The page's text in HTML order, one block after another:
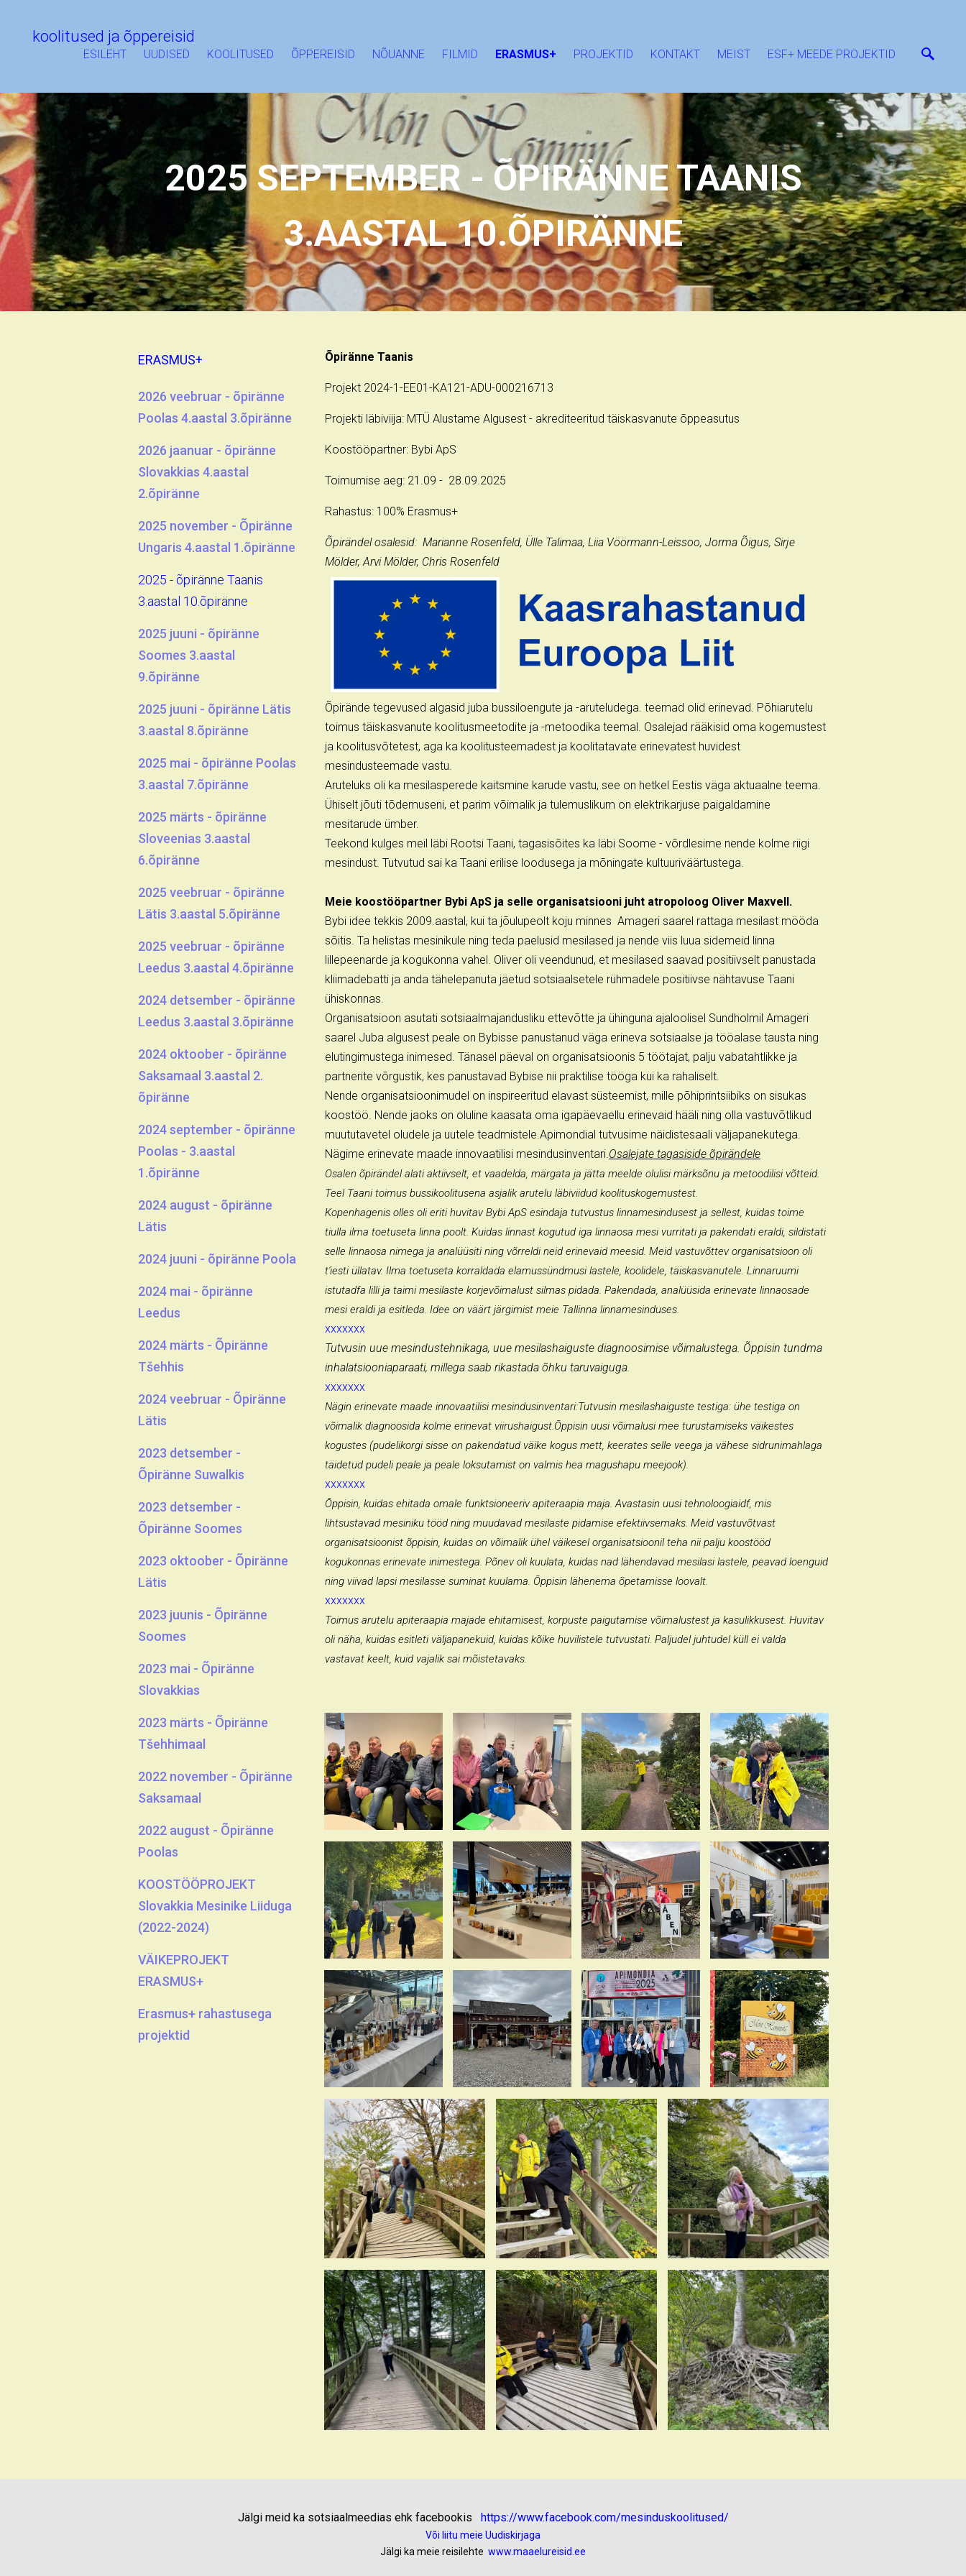
koolitused ja õppereisid
ESILEHT UUDISED KOOLITUSED ÕPPEREISID NÕUANNE FILMID ERASMUS+ PROJEKTID KONTAKT MEIST ESF+ MEEDE PROJEKTID
2025 SEPTEMBER - ÕPIRÄNNE TAANIS
3.AASTAL 10.ÕPIRÄNNE
ERASMUS+
2026 veebruar - õpiränne
Poolas 4.aastal 3.õpiränne
2026 jaanuar - õpiränne
Slovakkias 4.aastal
2.õpiränne
2025 november - Õpiränne
Ungaris 4.aastal 1.õpiränne
2025 - õpiränne Taanis
3.aastal 10.õpiränne
2025 juuni - õpiränne
Soomes 3.aastal
9.õpiränne
2025 juuni - õpiränne Lätis
3.aastal 8.õpiränne
2025 mai - õpiränne Poolas
3.aastal 7.õpiränne
2025 märts - õpiränne
Sloveenias 3.aastal
6.õpiränne
2025 veebruar - õpiränne
Lätis 3.aastal 5.õpiränne
2025 veebruar - õpiränne
Leedus 3.aastal 4.õpiränne
2024 detsember - õpiränne
Leedus 3.aastal 3.õpiränne
2024 oktoober - õpiränne
Saksamaal 3.aastal 2.
õpiränne
2024 september - õpiränne
Poolas - 3.aastal
1.õpiränne
2024 august - õpiränne
Lätis
2024 juuni - õpiränne Poola
2024 mai - õpiränne
Leedus
2024 märts - Õpiränne
Tšehhis
2024 veebruar - Õpiränne
Lätis
2023 detsember -
Õpiränne Suwalkis
2023 detsember -
Õpiränne Soomes
2023 oktoober - Õpiränne
Lätis
2023 juunis - Õpiränne
Soomes
2023 mai - Õpiränne
Slovakkias
2023 märts - Õpiränne
Tšehhimaal
2022 november - Õpiränne
Saksamaal
2022 august - Õpiränne
Poolas
KOOSTÖÖPROJEKT
Slovakkia Mesinike Liiduga
(2022-2024)
VÄIKEPROJEKT
ERASMUS+
Erasmus+ rahastusega
projektid
Õpiränne Taanis
Projekt 2024-1-EE01-KA121-ADU-000216713
Projekti läbiviija: MTÜ Alustame Algusest - akrediteeritud täiskasvanute õppeasutus
Koostööpartner: Bybi ApS
Toimumise aeg: 21.09 - 28.09.2025
Rahastus: 100% Erasmus+
Õpirändel osalesid: Marianne Rosenfeld, Ülle Talimaa, Liia Vöörmann-Leissoo, Jorma Õigus, Sirje
Mölder, Arvi Mölder, Chris Rosenfeld
Õpirände tegevused algasid juba bussiloengute ja -aruteludega. teemad olid erinevad. Põhiarutelu
toimus täiskasvanute koolitusmeetodite ja -metoodika teemal. Osalejad rääkisid oma kogemustest
ja koolitusvõtetest, aga ka koolitusteemadest ja koolitatavate erinevatest huvidest
mesindusteemade vastu.
Aruteluks oli ka mesilasperede kaitsmine karude vastu, see on hetkel Eestis väga aktuaalne teema.
Ühiselt jõuti tõdemuseni, et parim võimalik ja tulemuslikum on elektrikarjuse paigaldamine
mesitarude ümber.
Teekond kulges meil läbi Rootsi Taani, tagasisõites ka läbi Soome - võrdlesime nende kolme riigi
mesindust. Tutvutud sai ka Taani erilise loodusega ja mõningate kultuuriväärtustega.
Meie koostööpartner Bybi ApS ja selle organisatsiooni juht atropoloog Oliver Maxvell.
Bybi idee tekkis 2009.aastal, kui ta jõulupeolt koju minnes Amageri saarel rattaga mesilast mööda
sõitis. Ta helistas mesinikule ning teda paelusid mesilased ja nende viis luua sidemeid linna
lillepeenarde ja kogukonna vahel. Oliver oli veendunud, et mesilased saavad positiivselt panustada
kliimadebatti ja anda tähelepanuta jäetud sotsiaalsetele rühmadele positiivse nähtavuse Taani
ühiskonnas.
Organisatsioon asutati sotsiaalmajandusliku ettevõtte ja ühinguna ajaloolisel Sundholmil Amageri
saarel Juba algusest peale on Bybisse panustanud väga erineva sotsiaalse ja tööalase tausta ning
elutingimustega inimesed. Tänasel päeval on organisatsioonis 5 töötajat, palju vabatahtlikke ja
partnerite võrgustik, kes panustavad Bybise nii praktilise tööga kui ka rahaliselt.
Nende organisatsioonimudel on inspireeritud elavast süsteemist, mille põhiprintsiibiks on sisukas
koostöö. Nende jaoks on oluline kaasata oma igapäevaellu erinevaid hääli ning olla vastuvõtlikud
muututavetel oludele ja uutele teadmistele.Apimondial tutvusime näidistesaali väljapanekutega.
Nägime erinevate maade innovaatilisi mesindusinventari. Osalejate tagasiside õpirändele
Osalen õpirändel alati aktiivselt, et vaadelda, märgata ja jätta meelde olulisi märksõnu ja metoodilisi võtteid.
Teel Taani toimus bussikoolitusena asjalik arutelu läbiviidud koolituskogemustest.
Kopenhagenis olles oli eriti huvitav Bybi ApS esindaja tutvustus linnamesindusest ja sellest, kuidas toime
tiulla ilma toetuseta linna poolt. Kuidas linnast kogutud iga linnaosa mesi vurritati ja pakendati eraldi, sildistati
selle linnaosa nimega ja analüüsiti ning võrreldi neid erinevaid meesid. Meid vastuvõttev organisatsioon oli
t'iesti üllatav. Ilma toetuseta korraldada elamussündmusi lastele, koolidele, täiskasvanutele. Linnaruumi
istutadfa lilli ja taimi mesilaste korjevõimalust silmas pidada. Pakendada, analüüsida erinevate linnaosade
mesi eraldi ja esitleda. Idee on väärt järgimist meie Tallinna linnamesinduses.
xxxxxxx
Tutvusin uue mesindustehnikaga, uue mesilashaiguste diagnoosimise võimalustega. Õppisin tundma
inhalatsiooniaparaati, millega saab rikastada õhku taruvaiguga.
xxxxxxx
Nägin erinevate maade innovaatilisi mesindusinventari:Tutvusin mesilashaiguste testiga: ühe testiga on
võimalik diagnoosida kolme erinevat viirushaigust.Õppisin uusi võimalusi mee turustamiseks väikestes
kogustes (pudelikorgi sisse on pakendatud väike kogus mett, keerates selle veega ja vähese sidrunimahlaga
täidetud pudeli peale ja peale loksutamist on valmis hea magushapu meejook).
xxxxxxx
Õppisin, kuidas ehitada omale funktsioneeriv apiteraapia maja. Avastasin uusi tehnoloogiaidf, mis
lihtsustavad mesiniku tööd ning muudavad mesilaste pidamise efektiivsemaks. Meid vastuvõtvast
organisatsioonist õppisin, kuidas on võimalik ühel väikesel organisatsioonil teha nii palju koostööd
kogukonnas erinevate inimestega. Põnev oli kuulata, kuidas nad lähendavad mesilasi lastele, peavad loenguid
ning viivad lapsi mesilasse suminat kuulama. Õppisin lähenema õpetamisse loovalt.
xxxxxxx
Toimus arutelu apiteraapia majade ehitamisest, korpuste paigutamise võimalustest ja kasulikkusest. Huvitav
oli näha, kuidas esitleti väljapanekuid, kuidas kõike huvilistele tutvustati. Paljudel juhtudel küll ei valda
vastavat keelt, kuid vajalik sai mõistetavaks.
Jälgi meid ka sotsiaalmeedias ehk facebookis https://www.facebook.com/mesinduskoolitused/
Või liitu meie Uudiskirjaga
Jälgi ka meie reisilehte www.maaelureisid.ee